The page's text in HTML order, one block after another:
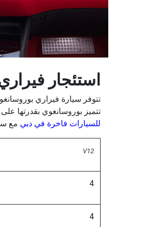
استئجار فيراري
تتميز بوروسانغوي بقدرتها
للسيارات فاخرة في دبي مع
V12
4
4